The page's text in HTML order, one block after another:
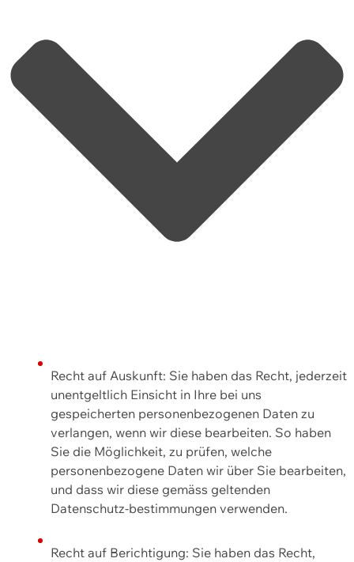
Recht auf Auskunft: Sie haben das Recht, jederzeit
unentgeltlich Einsicht in Ihre bei uns
gespeicherten personenbezogenen Daten zu
verlangen, wenn wir diese bearbeiten. So haben
Sie die Möglichkeit, zu prüfen, welche
personenbezogene Daten wir über Sie bearbeiten,
und dass wir diese gemäss geltenden
Datenschutz-bestimmungen verwenden.
Recht auf Berichtigung: Sie haben das Recht,